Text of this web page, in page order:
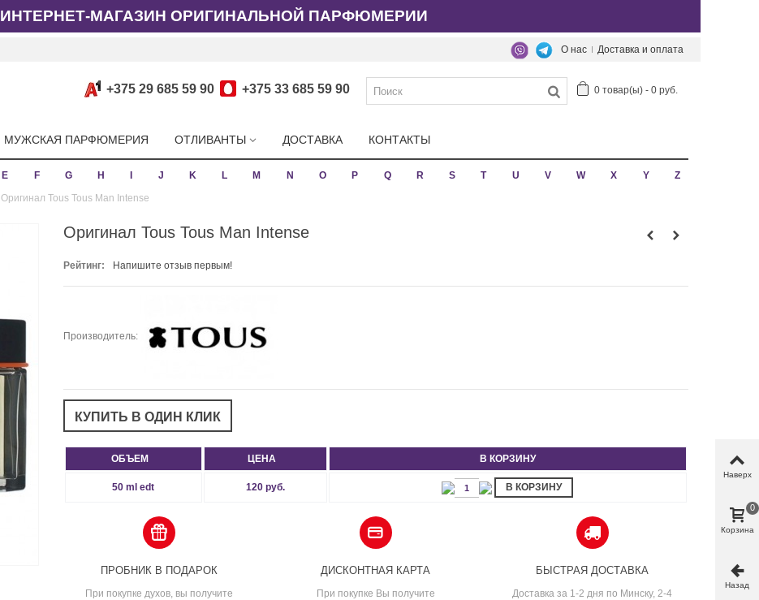
ИНТЕРНЕТ-МАГАЗИН ОРИГИНАЛЬНОЙ ПАРФЮМЕРИИ
Доставка и оплата
О нас
0 товар(ы) - 0 руб.
+375 29 685 59 90 +375 33 685 59 90
МУЖСКАЯ ПАРФЮМЕРИЯ ОТЛИВАНТЫ ДОСТАВКА КОНТАКТЫ
E F G H J K L M N O P Q R S T U V W X Y
Z
Оригинал Tous Tous Man Intense
Оригинал Tous Tous Man Intense
Рейтинг: Напишите отзыв первым!
Производитель:
ОБЪЕМ ЦЕНА В КОРЗИНУ
50 ml edt 120 руб. В КОРЗИНУ
ПРОБНИК В ПОДАРОК
При покупке духов, вы получите
ДИСКОНТНАЯ КАРТА
При покупке Вы получите
БЫСТРАЯ ДОСТАВКА
Доставка за 1-2 дня по Минску, 2-4
Наверх
Корзина
0
Назад